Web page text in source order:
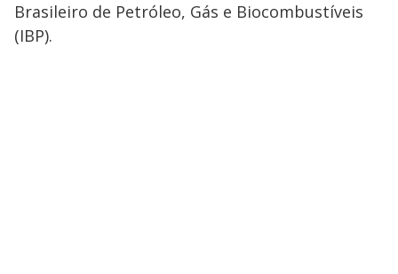
Brasileiro de Petróleo, Gás e Biocombustíveis
(IBP).